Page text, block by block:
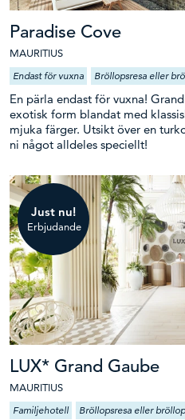
Paradise Cove
MAURITIUS
Endast för vuxna Bröllopsresa eller
En pärla endast för vuxna!
exotisk form blandat med
mjuka färger. Utsikt över en
ni något alldeles speciellt!
Just nu!
Erbjudande
LUX* Grand Gaube
MAURITIUS
Familjehotell Bröllopsresa eller